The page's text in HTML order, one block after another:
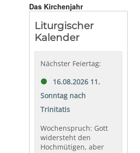
Das Kirchenjahr